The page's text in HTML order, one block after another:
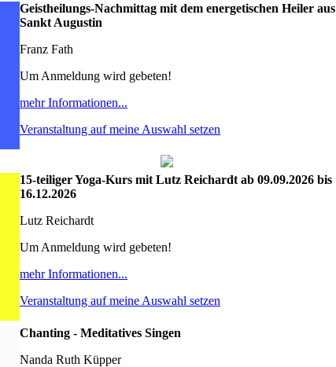
Geistheilungs-Nachmittag mit dem energetischen Heiler aus
Sankt Augustin
Franz Fath
Um Anmeldung wird gebeten!
mehr Informationen...
Veranstaltung auf meine Auswahl setzen
15-teiliger Yoga-Kurs mit Lutz Reichardt ab 09.09.2026 bis
16.12.2026
Lutz Reichardt
Um Anmeldung wird gebeten!
mehr Informationen...
Veranstaltung auf meine Auswahl setzen
Chanting - Meditatives Singen
Nanda Ruth Küpper